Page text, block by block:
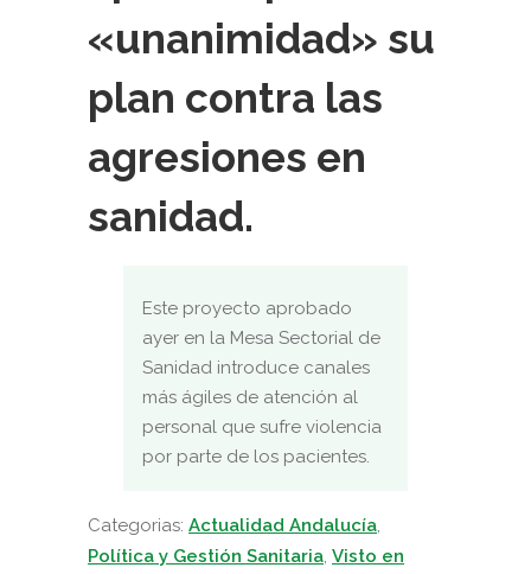
«unanimidad» su
plan contra las
agresiones en
sanidad.
Este proyecto aprobado
ayer en la Mesa Sectorial de
Sanidad introduce canales
más ágiles de atención al
personal que sufre violencia
por parte de los pacientes.
Categorias: Actualidad Andalucía
Política y Gestión Sanitaria Visto en